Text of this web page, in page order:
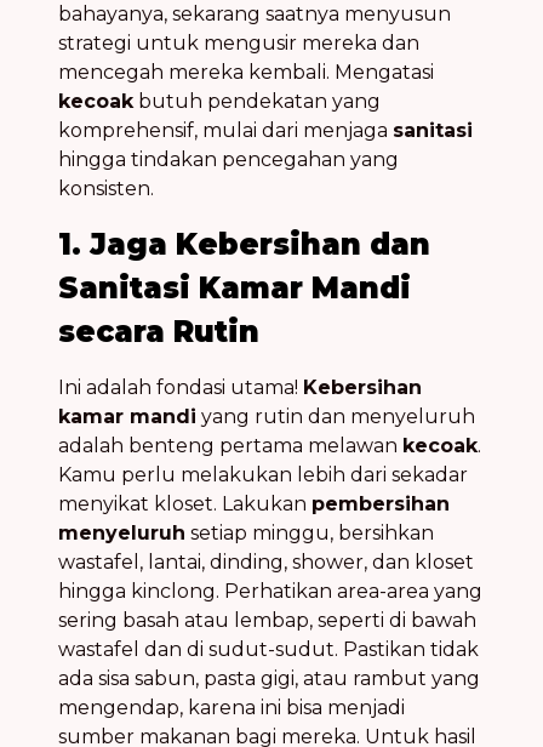
bahayanya, sekarang saatnya menyusun
strategi untuk mengusir mereka dan
mencegah mereka kembali. Mengatasi
kecoakbutuh pendekatan yang
komprehensif, mulai dari menjaga sanitasi
hingga tindakan pencegahan yang
konsisten.
1. Jaga Kebersihan dan
Sanitasi Kamar Mandi
secara Rutin
Ini adalah fondasi utama! Kebersihan
kamar mandi yang rutin dan menyeluruh
adalah benteng pertama melawan kecoak.
Kamu perlu melakukan lebih dari sekadar
menyikat kloset. Lakukan pembersihan
menyeluruh setiap minggu, bersihkan
wastafel, lantai, dinding, shower, dan kloset
hingga kinclong. Perhatikan area-area yang
sering basah atau lembap, seperti di bawah
wastafel dan di sudut-sudut. Pastikan tidak
ada sisa sabun, pasta gigi, atau rambut yang
mengendap, karena ini bisa menjadi
sumber makanan bagi mereka. Untuk hasil